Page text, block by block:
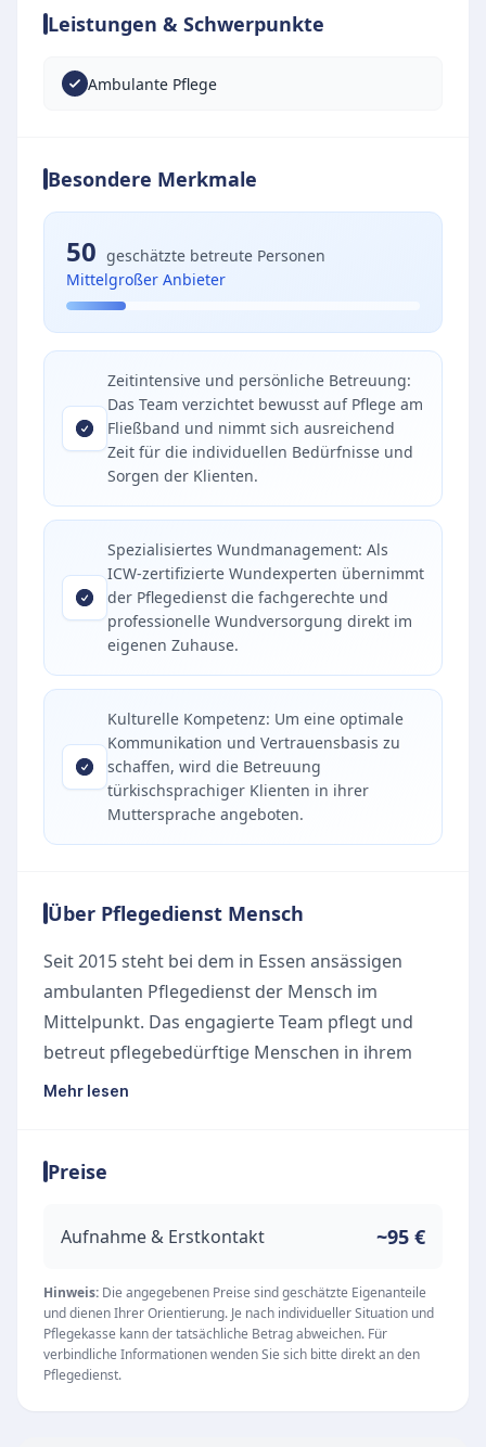
Leistungen & Schwerpunkte
Ambulante Pflege
Besondere Merkmale
50 geschätzte betreute Personen
Mittelgroßer Anbieter
Zeitintensive und persönliche Betreuung:
Das Team verzichtet bewusst auf Pflege am
Fließband und nimmt sich ausreichend
Zeit für die individuellen Bedürfnisse und
Sorgen der Klienten.
Spezialisiertes Wundmanagement: Als
ICW-zertifizierte Wundexperten übernimmt
der Pflegedienst die fachgerechte und
professionelle Wundversorgung direkt im
eigenen Zuhause.
Kulturelle Kompetenz: Um eine optimale
Kommunikation und Vertrauensbasis zu
schaffen, wird die Betreuung
türkischsprachiger Klienten in ihrer
Muttersprache angeboten.
Über Pflegedienst Mensch
Seit 2015 steht bei dem in Essen ansässigen
ambulanten Pflegedienst der Mensch im
Mittelpunkt. Das engagierte Team pflegt und
betreut pflegebedürftige Menschen in ihrem
gewohnten Umfeld und unterstützt sie bei
zeitintensive Betreuung gelegt, fernab von
nimmt sich bewusst Zeit für die Sorgen und
Angehörigen.
Unsere Leistungen
Das umfangreiche Angebot umfasst neben der
klassischen Grund- und Behandlungspflege
auch spezialisierte Dienstleistungen. Als ICW-
Mehr lesen
Preise
Aufnahme & Erstkontakt ~95 €
Hinweis: Die angegebenen Preise sind geschätzte Eigenanteile
und dienen Ihrer Orientierung. Je nach individueller Situation und
Pflegekasse kann der tatsächliche Betrag abweichen. Für
verbindliche Informationen wenden Sie sich bitte direkt an den
Pflegedienst.